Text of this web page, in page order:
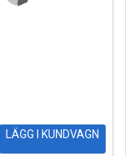
LÄGG I KUNDVAGN